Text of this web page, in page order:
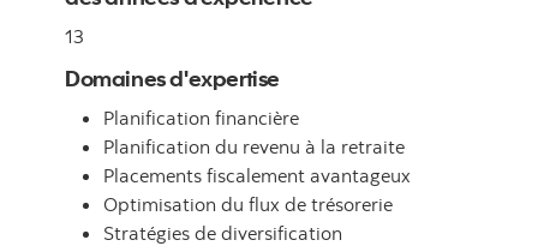
13
Domaines d'expertise
Planification financière
Planification du revenu à la retraite
Placements fiscalement avantageux
Optimisation du flux de trésorerie
Stratégies de diversification